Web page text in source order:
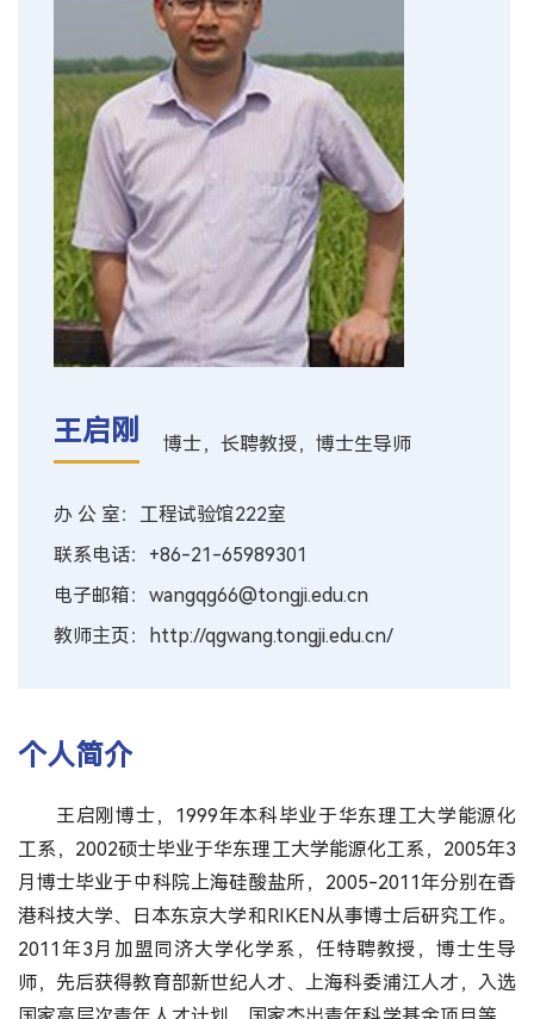
王启刚 博士，长聘教授，博士生导师
办 公 室：工程试验馆222室
联系电话：+86-21-65989301
电子邮箱：wangqg66@tongji.edu.cn
教师主页：http://qgwang.tongji.edu.cn/
个人简介
王启刚博士，1999年本科毕业于华东理工大学能源化
工系，2002硕士毕业于华东理工大学能源化工系，2005年3
月博士毕业于中科院上海硅酸盐所，2005-2011年分别在香
港科技大学、日本东京大学和RIKEN从事博士后研究工作。
2011年3月加盟同济大学化学系，任特聘教授，博士生导
师，先后获得教育部新世纪人才、上海科委浦江人才，入选